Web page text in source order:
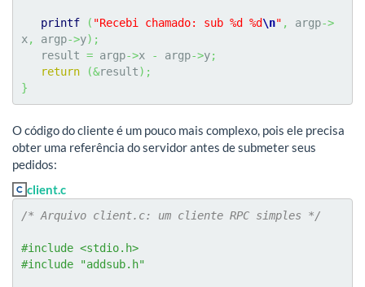
printf ( "Recebi chamado: sub %d %d\n" , argp->
x, argp->y) ;
   result
= argp->x - argp->y;
return
(&result) ;
}
O código do cliente é um pouco mais complexo, pois ele precisa
obter uma referência do servidor antes de submeter seus
pedidos:
client.c
/* Arquivo client.c: um cliente RPC simples */
#include <stdio.h>
#include "addsub.h"